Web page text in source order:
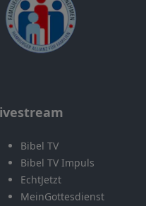
Bibel TV
Bibel TV Impuls
EchtJetzt
MeinGottesdienst